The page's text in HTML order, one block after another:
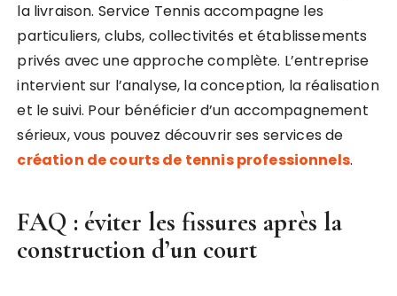
la livraison. Service Tennis accompagne les
particuliers, clubs, collectivités et établissements
privés avec une approche complète. L’entreprise
intervient sur l’analyse, la conception, la réalisation
et le suivi. Pour bénéficier d’un accompagnement
sérieux, vous pouvez découvrir ses services de
création de courts de tennis professionnels.
FAQ : éviter les fissures après la
construction d’un court